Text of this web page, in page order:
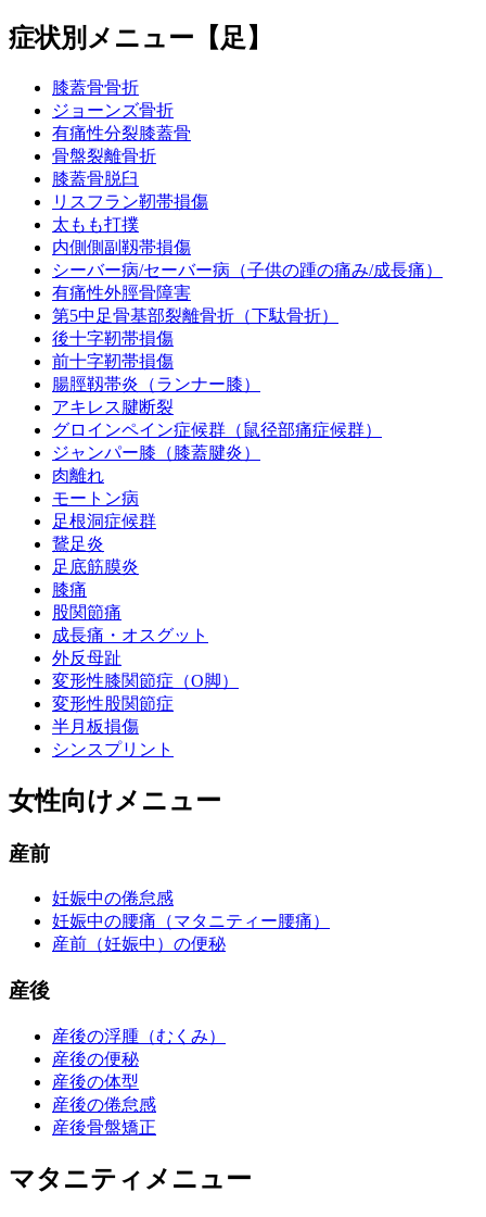
症状別メニュー【足】
膝蓋骨骨折
ジョーンズ骨折
有痛性分裂膝蓋骨
骨盤裂離骨折
膝蓋骨脱臼
リスフラン靭帯損傷
太もも打撲
内側側副靱帯損傷
シーバー病/セーバー病（子供の踵の痛み/成長痛）
有痛性外脛骨障害
第5中足骨基部裂離骨折（下駄骨折）
後十字靭帯損傷
前十字靭帯損傷
腸脛靱帯炎（ランナー膝）
アキレス腱断裂
グロインペイン症候群（鼠径部痛症候群）
ジャンパー膝（膝蓋腱炎）
肉離れ
モートン病
足根洞症候群
鵞足炎
足底筋膜炎
膝痛
股関節痛
成長痛・オスグット
外反母趾
変形性膝関節症（O脚）
変形性股関節症
半月板損傷
シンスプリント
女性向けメニュー
産前
妊娠中の倦怠感
妊娠中の腰痛（マタニティー腰痛）
産前（妊娠中）の便秘
産後
産後の浮腫（むくみ）
産後の便秘
産後の体型
産後の倦怠感
産後骨盤矯正
マタニティメニュー